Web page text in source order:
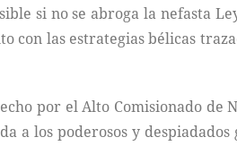
si no se abroga la nefasta
las estrategias bélicas
por el Alto Comisionado de
los poderosos y